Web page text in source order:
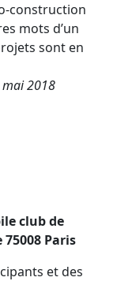
construction
mots d’un
sont en
mai 2018
club de
75008 Paris
et des